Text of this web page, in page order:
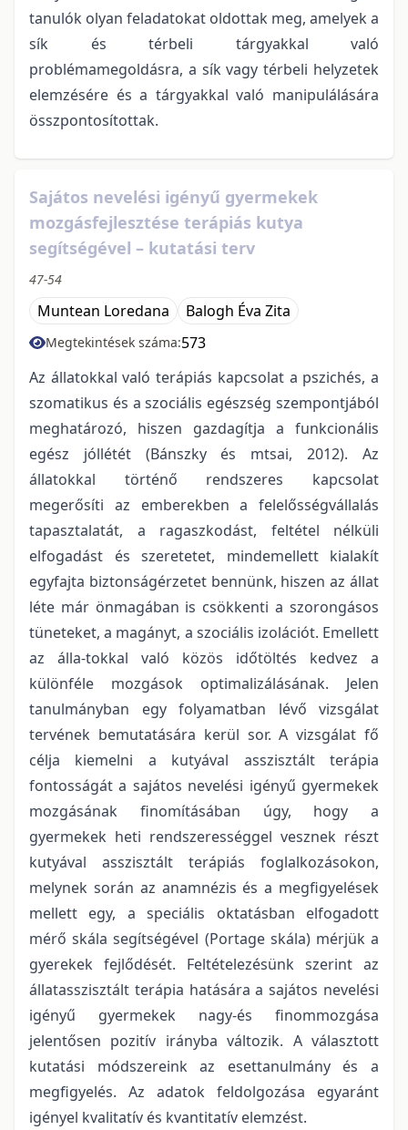
tanulók olyan feladatokat oldottak meg, amelyek a
sík és térbeli tárgyakkal való
problémamegoldásra, a sík vagy térbeli helyzetek
elemzésére és a tárgyakkal való manipulálására
összpontosítottak.
Sajátos nevelési igényű gyermekek
mozgásfejlesztése terápiás kutya
segítségével – kutatási terv
47-54
Muntean Loredana Balogh Éva Zita
Megtekintések száma:573
Az állatokkal való terápiás kapcsolat a pszichés, a
szomatikus és a szociális egészség szempontjából
meghatározó, hiszen gazdagítja a funkcionális
egész jóllétét (Bánszky és mtsai, 2012). Az
állatokkal történő rendszeres kapcsolat
megerősíti az emberekben a felelősségvállalás
tapasztalatát, a ragaszkodást, feltétel nélküli
elfogadást és szeretetet, mindemellett kialakít
egyfajta biztonságérzetet bennünk, hiszen az állat
léte már önmagában is csökkenti a szorongásos
tüneteket, a magányt, a szociális izolációt. Emellett
az álla-tokkal való közös időtöltés kedvez a
különféle mozgások optimalizálásának. Jelen
tanulmányban egy folyamatban lévő vizsgálat
tervének bemutatására kerül sor. A vizsgálat fő
célja kiemelni a kutyával asszisztált terápia
fontosságát a sajátos nevelési igényű gyermekek
mozgásának finomításában úgy, hogy a
gyermekek heti rendszerességgel vesznek részt
kutyával asszisztált terápiás foglalkozásokon,
melynek során az anamnézis és a megfigyelések
mellett egy, a speciális oktatásban elfogadott
mérő skála segítségével (Portage skála) mérjük a
gyerekek fejlődését. Feltételezésünk szerint az
állatasszisztált terápia hatására a sajátos nevelési
igényű gyermekek nagy-és finommozgása
jelentősen pozitív irányba változik. A választott
kutatási módszereink az esettanulmány és a
megfigyelés. Az adatok feldolgozása egyaránt
igényel kvalitatív és kvantitatív elemzést.